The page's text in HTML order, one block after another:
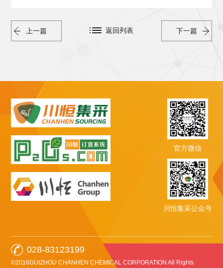
上一篇 下一篇
返回列表
官方微信
川恒集采公众号
028-83123199
©2016GUIZHOU CHANHEN CHEMICAL CORPORATION All Rights